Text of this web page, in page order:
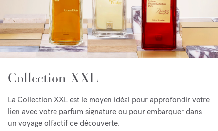
Collection XXL
La Collection XXL est le moyen idéal pour approfondir votre
lien avec votre parfum signature ou pour embarquer dans
un voyage olfactif de découverte.